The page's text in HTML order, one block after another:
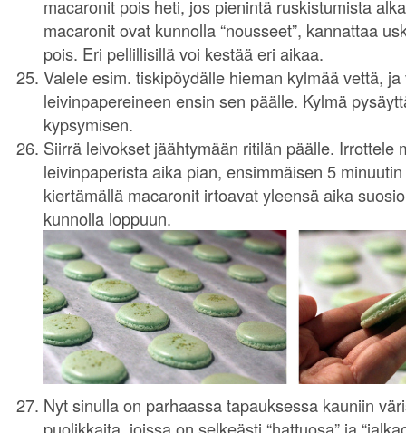
macaronit pois heti, jos pienintä ruskistumista
macaronit ovat kunnolla “nousseet”, kannattaa
pois. Eri pellillisillä voi kestää eri aikaa.
Valele esim. tiskipöydälle hieman kylmää vettä,
leivinpapereineen ensin sen päälle. Kylmä
kypsymisen.
Siirrä leivokset jäähtymään ritilän päälle. Irrottele
leivinpaperista aika pian, ensimmäisen 5
kiertämällä macaronit irtoavat yleensä aika
kunnolla loppuun.
Nyt sinulla on parhaassa tapauksessa kauniin